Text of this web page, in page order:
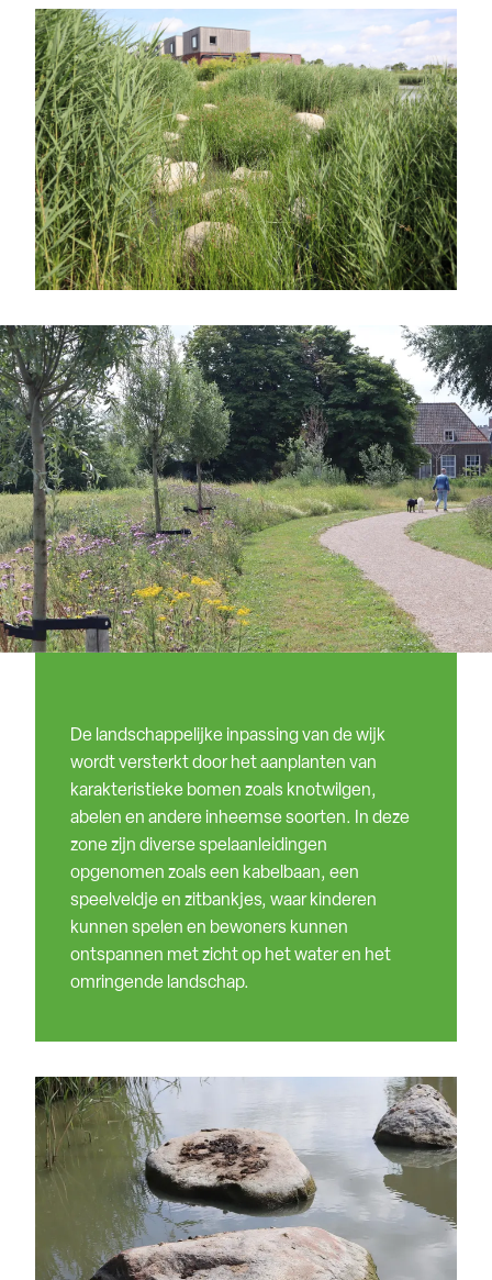
De landschappelijke inpassing van de wijk
wordt versterkt door het aanplanten van
karakteristieke bomen zoals knotwilgen,
abelen en andere inheemse soorten. In deze
zone zijn diverse spelaanleidingen
opgenomen zoals een kabelbaan, een
speelveldje en zitbankjes, waar kinderen
kunnen spelen en bewoners kunnen
ontspannen met zicht op het water en het
omringende landschap.